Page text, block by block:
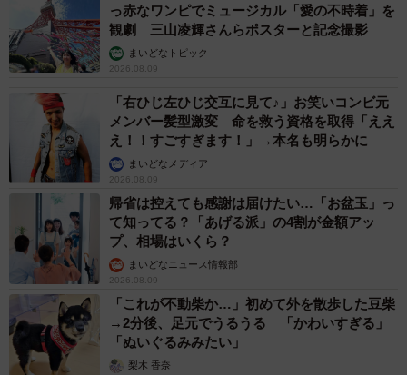
っ赤なワンピでミュージカル「愛の不時着」を
観劇 三山凌輝さんらポスターと記念撮影
まいどなトピック
2026.08.09
「右ひじ左ひじ交互に見て♪」お笑いコンビ元
メンバー髪型激変 命を救う資格を取得「ええ
え！！すごすぎます！」→本名も明らかに
まいどなメディア
2026.08.09
帰省は控えても感謝は届けたい…「お盆玉」っ
て知ってる？「あげる派」の4割が金額アッ
プ、相場はいくら？
まいどなニュース情報部
2026.08.09
「これが不動柴か…」初めて外を散歩した豆柴
→2分後、足元でうるうる 「かわいすぎる」
「ぬいぐるみみたい」
梨木 香奈